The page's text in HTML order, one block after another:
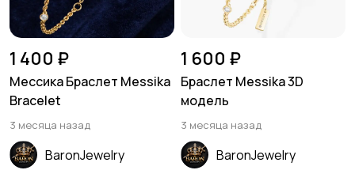
1 400 ₽
Мессика Браслет Messika
Bracelet
3 месяца назад
BaronJewelry
1 600 ₽
Браслет Messika 3D
модель
3 месяца назад
BaronJewelry